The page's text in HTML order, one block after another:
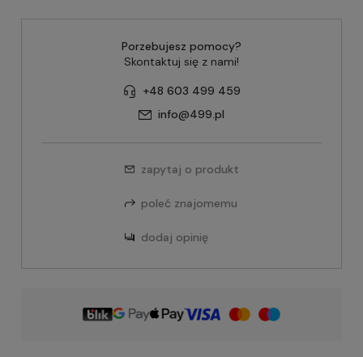
Porzebujesz pomocy?
Skontaktuj się z nami!
+48 603 499 459
info@499.pl
zapytaj o produkt
poleć znajomemu
dodaj opinię